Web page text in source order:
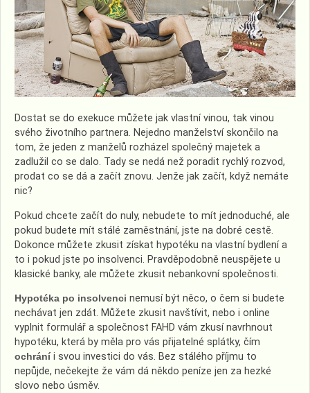
Dostat se do exekuce můžete jak vlastní vinou, tak vinou
svého životního partnera. Nejedno manželství skončilo na
tom, že jeden z manželů rozházel společný majetek a
zadlužil co se dalo. Tady se nedá než poradit rychlý rozvod,
prodat co se dá a začít znovu. Jenže jak začít, když nemáte
nic?
Pokud chcete začít do nuly, nebudete to mít jednoduché, ale
pokud budete mít stálé zaměstnání, jste na dobré cestě.
Dokonce můžete zkusit získat hypotéku na vlastní bydlení a
to i pokud jste po insolvenci. Pravděpodobně neuspějete u
klasické banky, ale můžete zkusit nebankovní společnosti.
Hypotéka po insolvenci nemusí být něco, o čem si budete
nechávat jen zdát. Můžete zkusit navštívit, nebo i online
vyplnit formulář a společnost FAHD vám zkusí navrhnout
hypotéku, která by měla pro vás přijatelné splátky, čím
ochráníi svou investici do vás. Bez stálého příjmu to
nepůjde, nečekejte že vám dá někdo peníze jen za hezké
slovo nebo úsměv.